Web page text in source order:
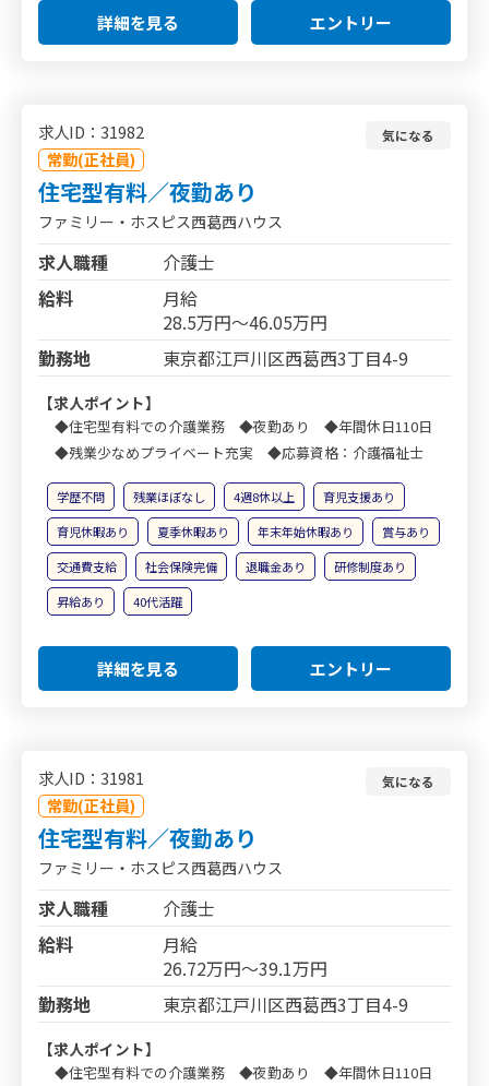
詳細を見る エントリー
求人ID：31982
常勤(正社員)
気になる
住宅型有料／夜勤あり
ファミリー・ホスピス西葛西ハウス
求人職種
介護士
給料
月給
28.5万円～46.05万円
勤務地
東京都江戸川区西葛西3丁目4-9
【求人ポイント】
◆住宅型有料での介護業務 ◆夜勤あり ◆年間休日110日
◆残業少なめプライベート充実 ◆応募資格：介護福祉士
学歴不問 残業ほぼなし 4週8休以上
育児支援あり
育児休暇あり
夏季休暇あり 年末年始休暇あり
賞与あり
交通費支給
社会保険完備 退職金あり
研修制度あり
昇給あり
40代活躍
詳細を見る エントリー
求人ID：31981
常勤(正社員)
気になる
住宅型有料／夜勤あり
ファミリー・ホスピス西葛西ハウス
求人職種
介護士
給料
月給
26.72万円～39.1万円
勤務地
東京都江戸川区西葛西3丁目4-9
【求人ポイント】
◆住宅型有料での介護業務 ◆夜勤あり ◆年間休日110日